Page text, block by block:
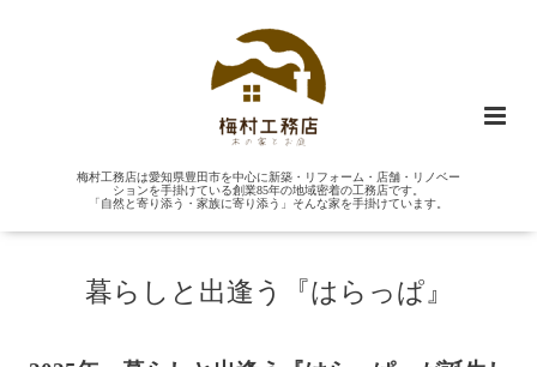
梅村工務店は愛知県豊田市を中心に新築・リフォーム・店舗・リノベー
ションを手掛けている創業85年の地域密着の工務店です。
「自然と寄り添う・家族に寄り添う」そんな家を手掛けています。
暮らしと出逢う『はらっぱ』